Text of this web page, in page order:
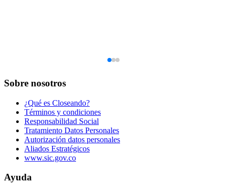
Sobre nosotros
¿Qué es Closeando?
Términos y condiciones
Responsabilidad Social
Tratamiento Datos Personales
Autorización datos personales
Aliados Estratégicos
www.sic.gov.co
Ayuda